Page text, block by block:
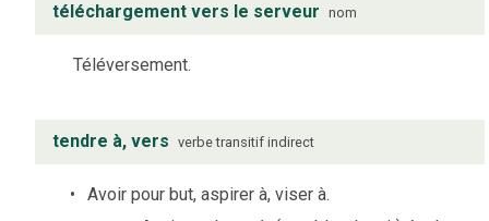
téléchargement vers le serveur nom
Téléversement.
tendre à, vers verbe transitif indirect
Avoir pour but, aspirer à, viser à.